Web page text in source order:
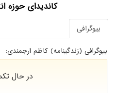
کاندیدای حوزه
بیوگرافی
بیوگرافی (زندگینامه) کاظم ارجمندی:
در حال